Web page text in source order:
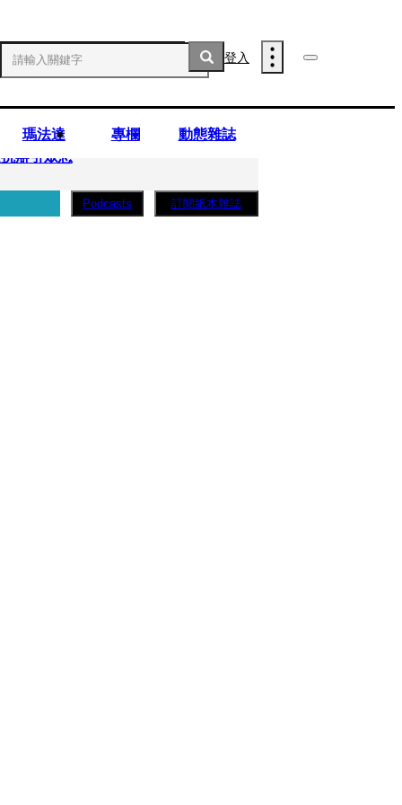
登入
瑪法達 專欄
動態雜誌
辯引眾怒
Podcasts 訂閱紙本雜誌